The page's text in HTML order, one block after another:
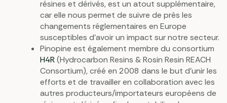
résines et dérivés, est un atout supplémentaire,
car elle nous permet de suivre de près les
changements réglementaires en Europe
susceptibles d’avoir un impact sur notre secteur.
Pinopine est également membre du consortium
H4R(Hydrocarbon Resins & Rosin Resin REACH
Consortium), créé en 2008 dans le but d’unir les
efforts et de travailler en collaboration avec les
autres producteurs/importateurs européens de